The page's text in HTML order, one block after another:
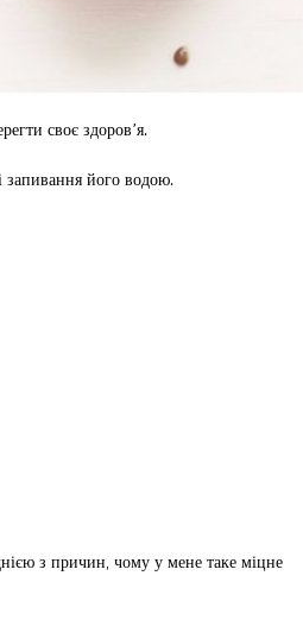
своє здоров’я.
його водою.
з причин, чому у мене таке міцне